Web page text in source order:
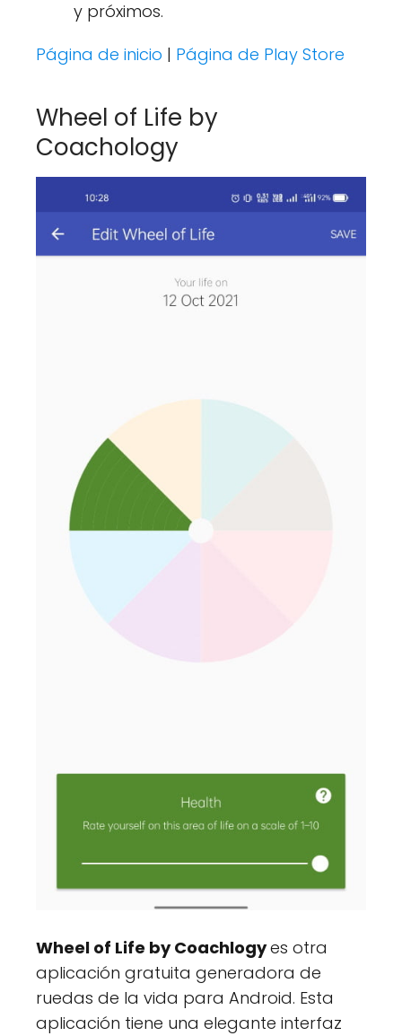
y próximos.
Página de inicio | Página de Play Store
Wheel of Life by
Coachology
Wheel of Life by Coachlogyes otra
aplicación gratuita generadora de
ruedas de la vida para Android. Esta
aplicación tiene una elegante interfaz